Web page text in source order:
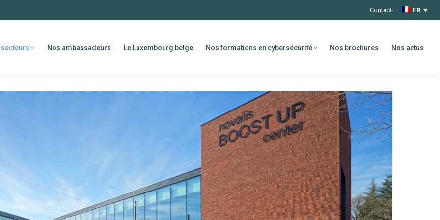
Contact FR
secteurs Nos ambassadeurs Le Luxembourg belge Nos formations en cybersécurité Nos brochures Nos actus